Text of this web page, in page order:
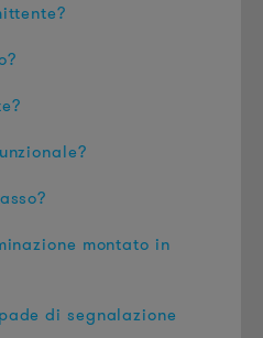
montato in
di segnalazione